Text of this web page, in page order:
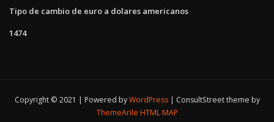
Tipo de cambio de euro a dolares americanos
1474
Copyright © 2021 | Powered byWordPress
ConsultStreet theme by
ThemeArile HTML MAP